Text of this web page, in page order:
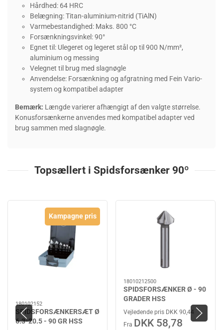
Hårdhed: 64 HRC
Belægning: Titan-aluminium-nitrid (TiAlN)
Varmebestandighed: Maks. 800 °C
Forsænkningsvinkel: 90°
Egnet til: Ulegeret og legeret stål op til 900 N/mm²,
aluminium og messing
Velegnet til brug med slagnøgle
Anvendelse: Forsænkning og afgratning med Fein Vario-
system og kompatibel adapter
Bemærk: Længde varierer afhængigt af den valgte størrelse.
Konusforsænkerne anvendes med kompatibel adapter ved
brug sammen med slagnøgle.
Topsællert i Spidsforsænker 90º
Kampagne pris
180102152
SPIDSFORSÆNKERSÆT Ø
6.3-20.5 - 90 GR HSS
18010212500
SPIDSFORSÆNKER Ø - 90
GRADER HSS
Vejledende pris DKK 90,44
Fra DKK 58,78